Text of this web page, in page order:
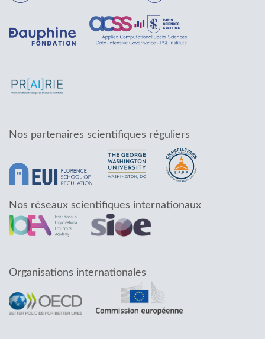
Nos partenaires scientifiques réguliers
Nos réseaux scientifiques internationaux
Organisations internationales